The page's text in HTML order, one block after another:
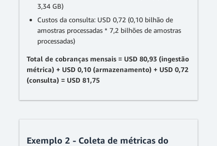
3,34 GB)
Custos da consulta: USD 0,72 (0,10 bilhão de
amostras processadas * 7,2 bilhões de amostras
processadas)
Total de cobranças mensais = USD 80,93 (ingestão
métrica) + USD 0,10 (armazenamento) + USD 0,72
(consulta) = USD 81,75
Exemplo 2 - Coleta de métricas do